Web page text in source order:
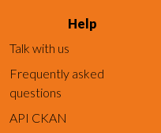
Help
Talk with us
Frequently asked
questions
API CKAN